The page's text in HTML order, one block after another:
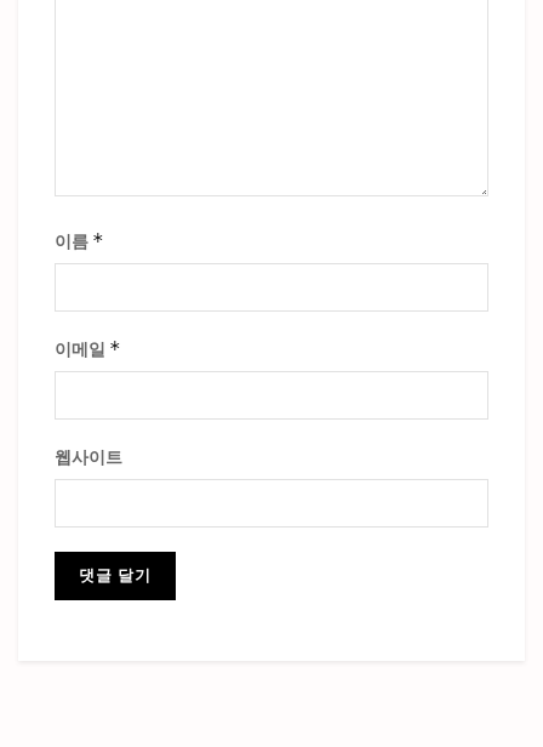
이름 *
이메일 *
웹사이트